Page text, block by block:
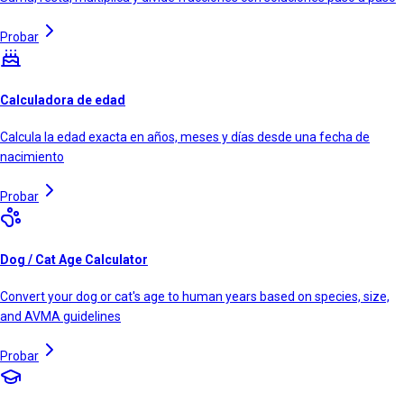
Probar
Calculadora de edad
Calcula la edad exacta en años, meses y días desde una fecha de
nacimiento
Probar
Dog / Cat Age Calculator
Convert your dog or cat's age to human years based on species, size,
and AVMA guidelines
Probar